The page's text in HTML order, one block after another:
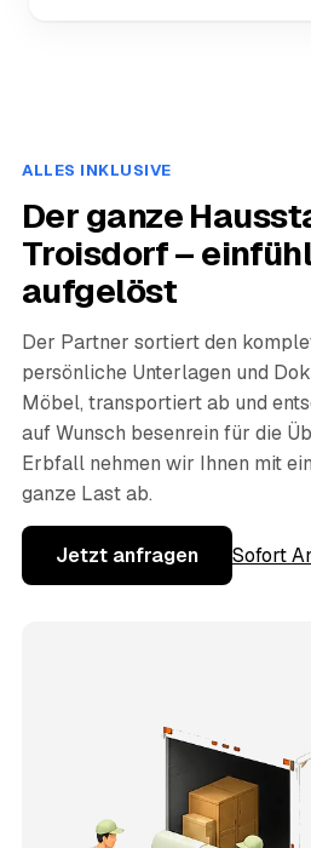
ALLES INKLUSIVE
Der ganze
Troisdorf –
aufgelöst
Der Partner sortiert den
persönliche Unterlagen und
Möbel, transportiert ab und
auf Wunsch besenrein für die
Erbfall nehmen wir Ihnen mit
ganze Last ab.
Jetzt anfragen Sofort